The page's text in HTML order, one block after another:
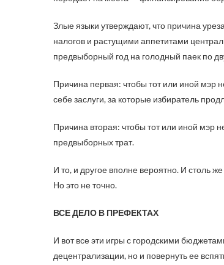
Злые языки утверждают, что причина
налогов и растущими аппетитами
предвыборный год на голодный паек по
Причина первая: чтобы тот или иной мэр
себе заслуги, за которые избиратель
Причина вторая: чтобы тот или иной мэр
предвыборных трат.
И то, и другое вполне вероятно. И столь
Но это не точно.
ВСЕ ДЕЛО В ПРЕФЕКТАХ
И вот все эти игры с городскими
децентрализации, но и повернуть ее